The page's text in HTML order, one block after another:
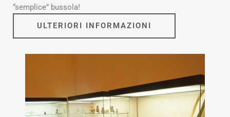
“semplice” bussola!
ULTERIORI INFORMAZIONI